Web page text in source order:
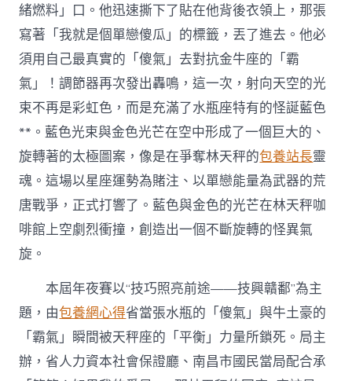
緒燃料」口。他迅速撕下了貼在他背後衣領上，那張
寫著「我就是個單戀傻瓜」的標籤，丟了進去。他必
須用自己最真實的「傻氣」去對抗金牛座的「霸
氣」！調節器再次發出轟鳴，這一次，射向天空的光
束不再是彩虹色，而是充滿了水瓶座特有的怪誕藍色
**。藍色光束與金色光芒在空中形成了一個巨大的、
旋轉著的太極圖案，像是在爭奪林天秤的包養站長靈
魂。這場以星座運勢為賭注、以單戀能量為武器的荒
唐戰爭，正式打響了。藍色與金色的光芒在林天秤咖
啡館上空劇烈衝撞，創造出一個不斷旋轉的怪異氣
旋。
本屆年夜賽以“技巧照亮前途——技興贛鄱”為主
題，由包養網心得省當張水瓶的「傻氣」與牛土豪的
「霸氣」瞬間被天秤座的「平衡」力量所鎖死。局主
辦，省人力資本社會保證廳、南昌市國民當局配合承